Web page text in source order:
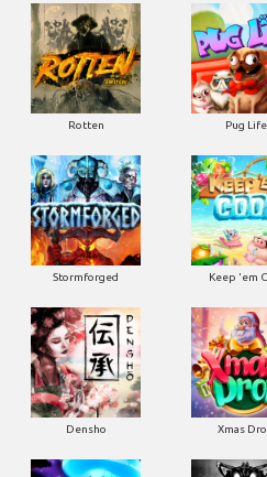
Rotten Pug Life
Stormforged Keep 'em
Densho Xmas